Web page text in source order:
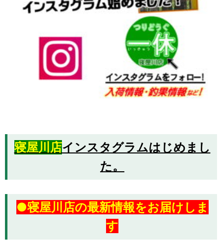
寝屋川店インスタグラムはじめまし
た。
●寝屋川店の最新情報をお届けしま
す